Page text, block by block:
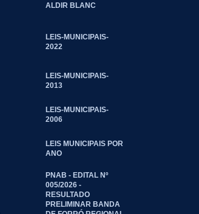
ALDIR BLANC
LEIS-MUNICIPAIS-
2022
LEIS-MUNICIPAIS-
2013
LEIS-MUNICIPAIS-
2006
LEIS MUNICIPAIS POR
ANO
PNAB - EDITAL Nº
005/2026 -
RESULTADO
PRELIMINAR BANDA